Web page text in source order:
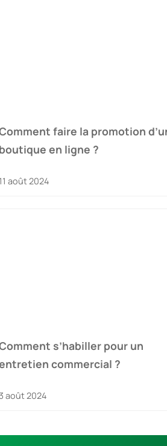
faire la promotion
boutique en ligne ?
11 août 2024
s’habiller pour un
commercial ?
3 août 2024